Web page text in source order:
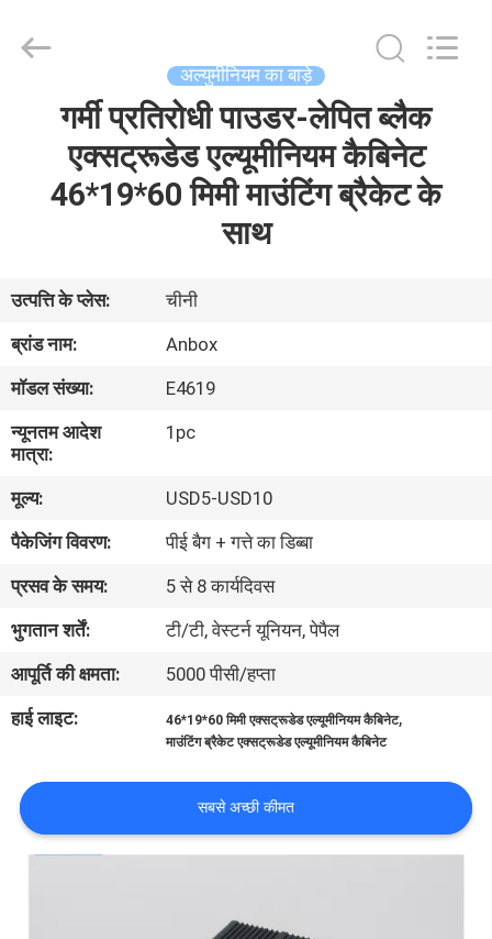
उत्पादों
बारे
में
कारखाना
भ्रमण
गुणवत्ता
नियंत्रण
संपर्क
करें
एक
उद्धरण
की
विनती
अल्युमीनियम का बाड़े
गर्मी प्रतिरोधी पाउडर-लेपित ब्लैक
एक्सट्रूडेड एल्यूमीनियम कैबिनेट
46*19*60 मिमी माउंटिंग ब्रैकेट के
साथ
उत्पत्ति के प्लेस:
चीनी
ब्रांड नाम:
Anbox
मॉडल संख्या:
E4619
न्यूनतम आदेश
मात्रा:
1pc
मूल्य:
USD5-USD10
पैकेजिंग विवरण:
पीई बैग + गत्ते का डिब्बा
प्रसव के समय:
5 से 8 कार्यदिवस
भुगतान शर्तें:
टी/टी, वेस्टर्न यूनियन, पेपैल
आपूर्ति की क्षमता:
5000 पीसी/हप्ता
हाई लाइट:
46*19*60 मिमी एक्सट्रूडेड एल्यूमीनियम कैबिनेट,
माउंटिंग ब्रैकेट एक्सट्रूडेड एल्यूमीनियम कैबिनेट
सबसे अच्छी कीमत